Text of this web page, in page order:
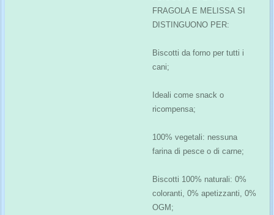
FRAGOLA E MELISSA SI
DISTINGUONO PER:
Biscotti da forno per tutti i
cani;
Ideali come snack o
ricompensa;
100% vegetali: nessuna
farina di pesce o di carne;
Biscotti 100% naturali: 0%
coloranti, 0% apetizzanti, 0%
OGM;